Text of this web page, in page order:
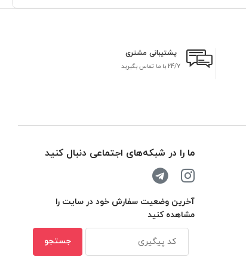
پشتیبانی مشتری
24/7 با ما تماس بگیرید
ما را در شبکه‌های اجتماعی دنبال کنید
آخرین وضعیت سفارش خود در سایت را
مشاهده کنید